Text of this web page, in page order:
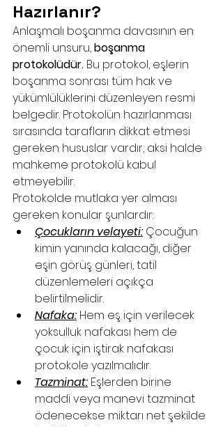
Hazırlanır?
Anlaşmalı boşanma davasının en
önemli unsuru, boşanma
protokolüdür. Bu protokol, eşlerin
boşanma sonrası tüm hak ve
yükümlülüklerini düzenleyen resmi
belgedir. Protokolün hazırlanması
sırasında tarafların dikkat etmesi
gereken hususlar vardır, aksi halde
mahkeme protokolü kabul
etmeyebilir.
Protokolde mutlaka yer alması
gereken konular şunlardır:
Çocukların velayeti: Çocuğun
kimin yanında kalacağı, diğer
eşin görüş günleri, tatil
düzenlemeleri açıkça
belirtilmelidir.
Nafaka: Hem eş için verilecek
yoksulluk nafakası hem de
çocuk için iştirak nafakası
protokole yazılmalıdır.
Tazminat: Eşlerden birine
maddi veya manevi tazminat
ödenecekse miktarı net şekilde